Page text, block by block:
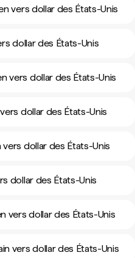
vers dollar des États-Unis
dollar des États-Unis
vers dollar des États-Unis
dollar des États-Unis
dollar des États-Unis
dollar des États-Unis
vers dollar des États-Unis
vers dollar des États-Unis